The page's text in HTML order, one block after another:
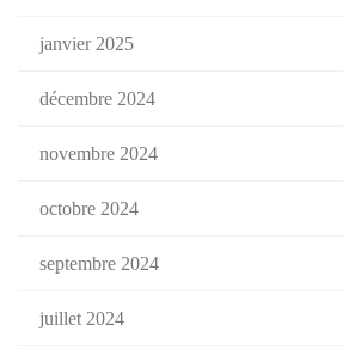
janvier 2025
décembre 2024
novembre 2024
octobre 2024
septembre 2024
juillet 2024